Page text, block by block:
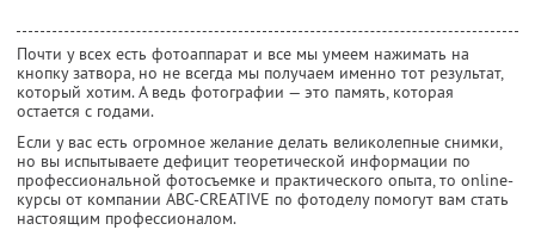
Почти у всех есть фотоаппарат и все мы умеем нажимать на
кнопку затвора, но не всегда мы получаем именно тот результат,
который хотим. А ведь фотографии — это память, которая
остается с годами.
Если у вас есть огромное желание делать великолепные снимки,
но вы испытываете дефицит теоретической информации по
профессиональной фотосъемке и практического опыта, то online-
курсы от компании ABC-CREATIVE по фотоделу помогут вам стать
настоящим профессионалом.